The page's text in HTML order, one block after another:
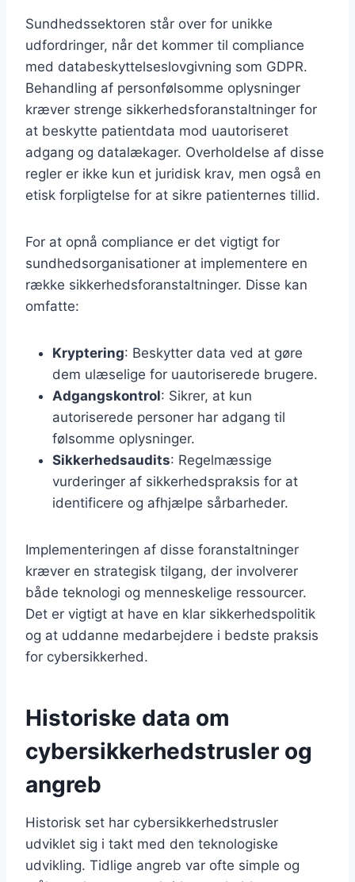
Sundhedssektoren står over for unikke
udfordringer, når det kommer til compliance
med databeskyttelseslovgivning som GDPR.
Behandling af personfølsomme oplysninger
kræver strenge sikkerhedsforanstaltninger for
at beskytte patientdata mod uautoriseret
adgang og datalækager. Overholdelse af disse
regler er ikke kun et juridisk krav, men også en
etisk forpligtelse for at sikre patienternes tillid.
For at opnå compliance er det vigtigt for
sundhedsorganisationer at implementere en
række sikkerhedsforanstaltninger. Disse kan
omfatte:
Kryptering: Beskytter data ved at gøre
dem ulæselige for uautoriserede brugere.
Adgangskontrol: Sikrer, at kun
autoriserede personer har adgang til
følsomme oplysninger.
Sikkerhedsaudits: Regelmæssige
vurderinger af sikkerhedspraksis for at
identificere og afhjælpe sårbarheder.
Implementeringen af disse foranstaltninger
kræver en strategisk tilgang, der involverer
både teknologi og menneskelige ressourcer.
Det er vigtigt at have en klar sikkerhedspolitik
og at uddanne medarbejdere i bedste praksis
for cybersikkerhed.
Historiske data om
cybersikkerhedstrusler og
angreb
Historisk set har cybersikkerhedstrusler
udviklet sig i takt med den teknologiske
udvikling. Tidlige angreb var ofte simple og